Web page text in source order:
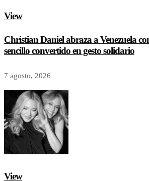
View
Christian Daniel abraza a Venezuela
sencillo convertido en gesto solidario
7 agosto, 2026
View